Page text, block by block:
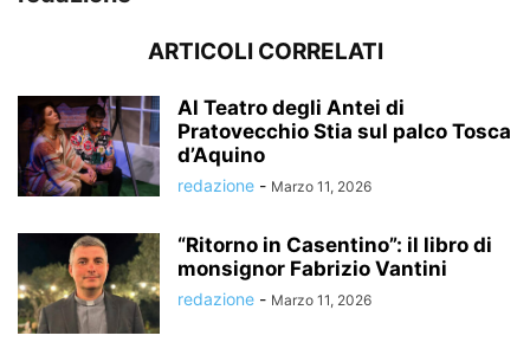
ARTICOLI CORRELATI
Al Teatro degli Antei di
Pratovecchio Stia sul palco Tosca
d’Aquino
redazione - Marzo 11, 2026
“Ritorno in Casentino”: il libro di
monsignor Fabrizio Vantini
redazione - Marzo 11, 2026